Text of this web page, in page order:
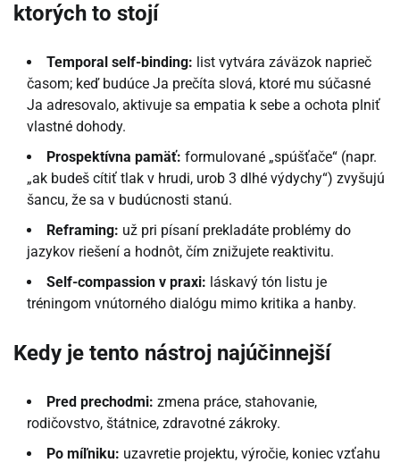
ktorých to stojí
Temporal self-binding: list vytvára záväzok naprieč
časom; keď budúce Ja prečíta slová, ktoré mu súčasné
Ja adresovalo, aktivuje sa empatia k sebe a ochota plniť
vlastné dohody.
Prospektívna pamäť: formulované „spúšťače“ (napr.
„ak budeš cítiť tlak v hrudi, urob 3 dlhé výdychy“) zvyšujú
šancu, že sa v budúcnosti stanú.
Reframing: už pri písaní prekladáte problémy do
jazykov riešení a hodnôt, čím znižujete reaktivitu.
Self-compassion v praxi: láskavý tón listu je
tréningom vnútorného dialógu mimo kritika a hanby.
Kedy je tento nástroj najúčinnejší
Pred prechodmi: zmena práce, stahovanie,
rodičovstvo, štátnice, zdravotné zákroky.
Po míľniku: uzavretie projektu, výročie, koniec vzťahu